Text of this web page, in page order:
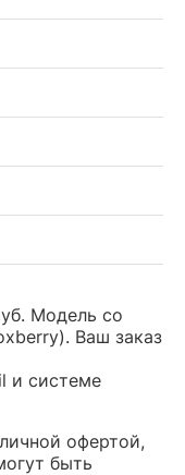
Модель со
Ваш заказ
и системе
офертой,
быть